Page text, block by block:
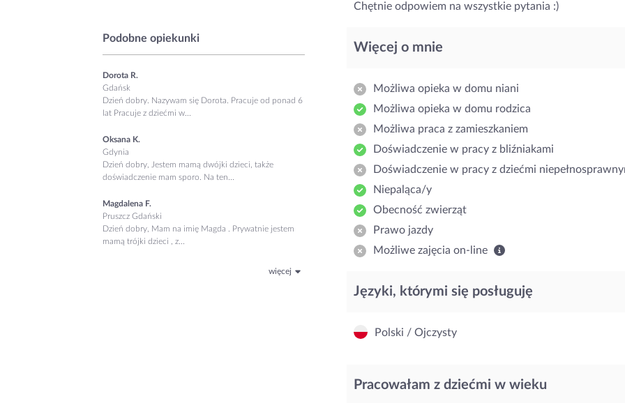
Podobne opiekunki
Dorota R.
Gdańsk
Dzień dobry. Nazywam się Dorota. Pracuje od ponad 6
lat Pracuje z dziećmi w...
Oksana K.
Gdynia
Dzień dobry, Jestem mamą dwójki dzieci, także
doświadczenie mam sporo. Na ten...
Magdalena F.
Pruszcz Gdański
Dzień dobry, Mam na imię Magda . Prywatnie jestem
mamą trójki dzieci , z...
więcej
Chętnie odpowiem na wszystkie pytania :)
Więcej o mnie
Możliwa opieka w domu niani
Możliwa opieka w domu rodzica
Możliwa praca z zamieszkaniem
Doświadczenie w pracy z bliźniakami
Doświadczenie w pracy z dziećmi
Niepaląca/y
Obecność zwierząt
Prawo jazdy
Możliwe zajęcia on-line
Języki, którymi się posługuję
Polski / Ojczysty
Pracowałam z dziećmi w wieku